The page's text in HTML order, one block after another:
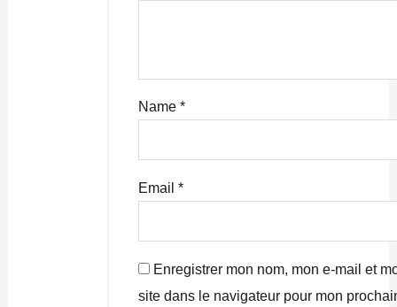
Name*
Email*
Enregistrer mon nom, mon e-mail et
site dans le navigateur pour mon